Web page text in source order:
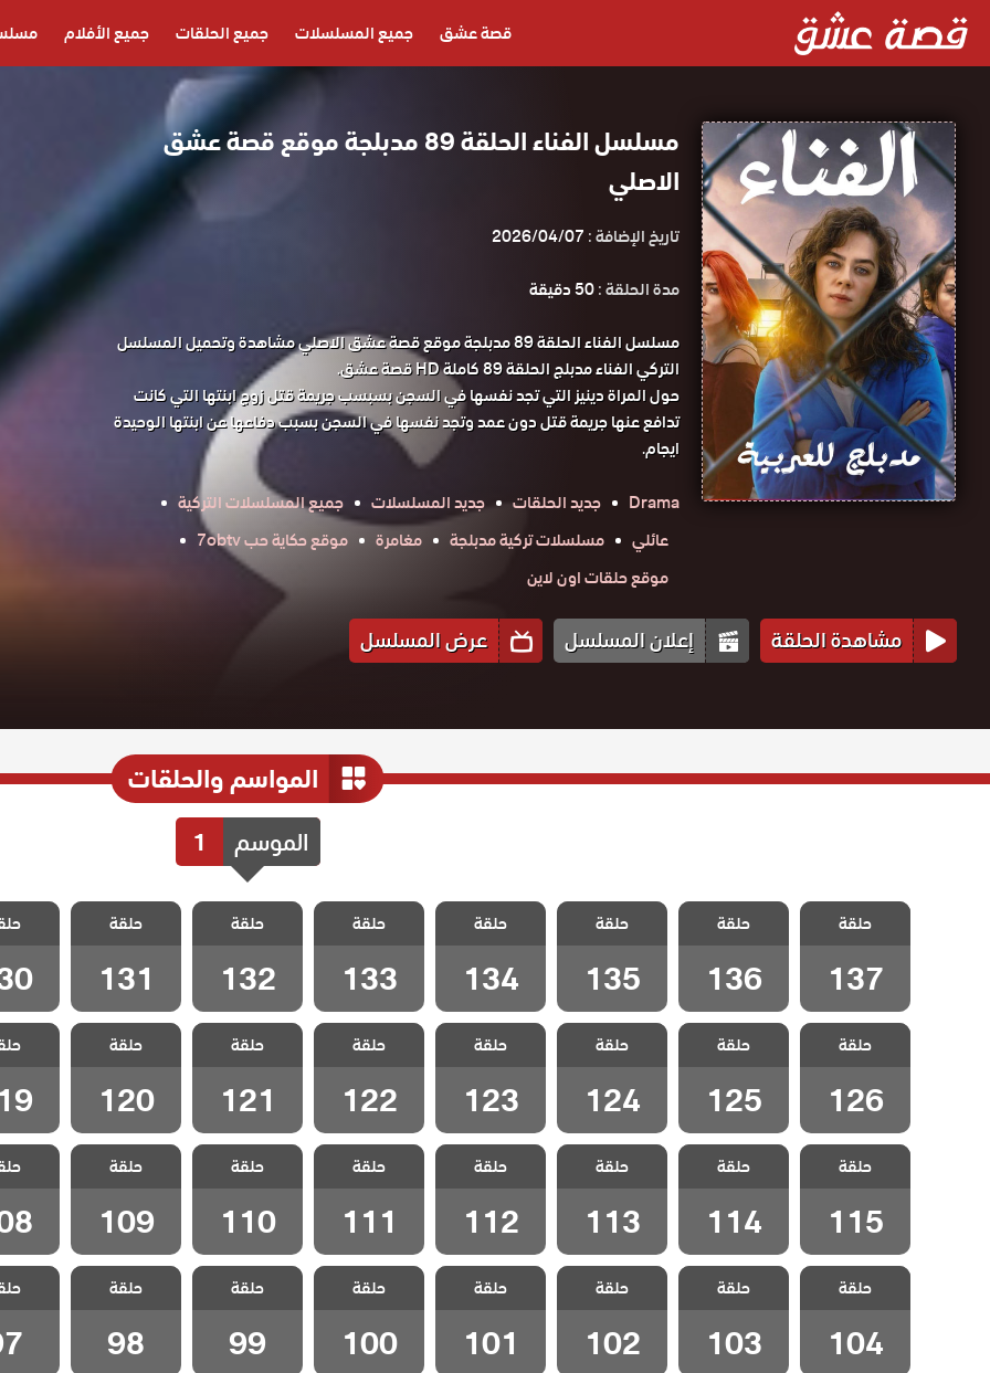
قصة عشق جميع المسلسلات جميع الحلقات جميع الأفلام
مسلسل الفناء الحلقة 89 مدبلجة موقع قصة عشق
الاصلي
تاريخ الإضافة :2026/04/07
مدة الحلقة :50 دقيقة
مسلسل الفناء الحلقة 89 مدبلجة موقع قصة عشق الاصلي مشاهدة وتحميل المسلسل
التركي الفناء مدبلج الحلقة 89 كاملة HD قصة عشق.
حول المراة دينيز التي تجد نفسها في السجن بسبسب جريمة قتل زوج ابنتها التي كانت
تدافع عنها جريمة قتل دون عمد وتجد نفسها في السجن بسبب دفاعها عن ابنتها الوحيدة
ايجام.
Drama
جديد الحلقات جديد المسلسلات
جميع المسلسلات التركية
عائلي
مسلسلات تركية مدبلجة مغامرة
موقع حكاية حب 7obtv
موقع حلقات اون لاين
مشاهدة الحلقة إعلان المسلسل عرض المسلسل
المواسم والحلقات
الموسم 1
مسلسل الفناء
مدبلج الحلقة
137 والاخيرة
حلقة
137
مسلسل الفناء
مدبلج الحلقة
136
حلقة
136
مسلسل الفناء
مدبلج الحلقة
135
حلقة
135
مسلسل الفناء
مدبلج الحلقة
134
حلقة
134
مسلسل الفناء
مدبلج الحلقة
133
حلقة
133
مسلسل الفناء
مدبلج الحلقة
132
حلقة
132
مسلسل الفناء
مدبلج الحلقة
131
حلقة
131
مسلسل
مدبلج
مسلسل الفناء
مدبلج الحلقة
126
حلقة
126
مسلسل الفناء
مدبلج الحلقة
125
حلقة
125
مسلسل الفناء
مدبلج الحلقة
124
حلقة
124
مسلسل الفناء
مدبلج الحلقة
123
حلقة
123
مسلسل الفناء
مدبلج الحلقة
122
حلقة
122
مسلسل الفناء
مدبلج الحلقة
121
حلقة
121
مسلسل الفناء
مدبلج الحلقة
120
حلقة
120
مسلسل
مدبلج
مسلسل الفناء
مدبلج الحلقة
115
حلقة
115
مسلسل الفناء
مدبلج الحلقة
114
حلقة
114
مسلسل الفناء
مدبلج الحلقة
113
حلقة
113
مسلسل الفناء
مدبلج الحلقة
112
حلقة
112
مسلسل الفناء
مدبلج الحلقة
111
حلقة
111
مسلسل الفناء
مدبلج الحلقة
110
حلقة
110
مسلسل الفناء
مدبلج الحلقة
109
حلقة
109
مسلسل
مدبلج
مسلسل الفناء
مدبلج الحلقة
104
حلقة
104
مسلسل الفناء
مدبلج الحلقة
103
حلقة
103
مسلسل الفناء
مدبلج الحلقة
102
حلقة
102
مسلسل الفناء
مدبلج الحلقة
101
حلقة
101
مسلسل الفناء
مدبلج الحلقة
100
حلقة
100
مسلسل الفناء
مدبلج الحلقة 99
حلقة
99
مسلسل الفناء
مدبلج الحلقة 98
حلقة
98
مسلسل
مدبلج